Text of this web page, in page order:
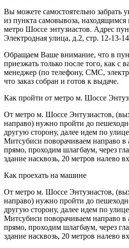
Вы можете самостоятельно забрать
из пункта самовывоза,
метро Шоссе энтузиастов. Адрес
Электродная улица, д.2, стр. 12-13-
Обращаем Ваше внимание, что в
приезжать только после того, как с
менеджер (по телефону, СМС,
что заказ собран и готов к выдаче.
Как пройти от метро м. Шоссе
От метро м. Шоссе Энтузиастов,
направо) нужно пройти до
другую сторону, далее идем по
Митсубиси поворачиваем направо в
прямо, проходим шлагбаум, через
здание насквозь, 20 метров налево
Как проехать на машине
От метро м. Шоссе Энтузиастов,
направо) нужно пройти до
другую сторону, далее идем по
Митсубиси поворачиваем направо в
прямо, проходим шлагбаум, через
здание насквозь, 20 метров налево